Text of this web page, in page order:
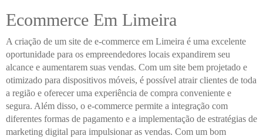
Ecommerce Em Limeira
A criação de um site de e-commerce em Limeira é uma excelente
oportunidade para os empreendedores locais expandirem seu
alcance e aumentarem suas vendas. Com um site bem projetado e
otimizado para dispositivos móveis, é possível atrair clientes de toda
a região e oferecer uma experiência de compra conveniente e
segura. Além disso, o e-commerce permite a integração com
diferentes formas de pagamento e a implementação de estratégias de
marketing digital para impulsionar as vendas. Com um bom